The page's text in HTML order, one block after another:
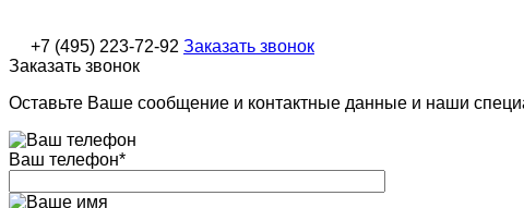
+7 (495) 223-72-92 Заказать звонок
Заказать звонок
Оставьте Ваше сообщение и контактные данные и наши
Ваш телефон*